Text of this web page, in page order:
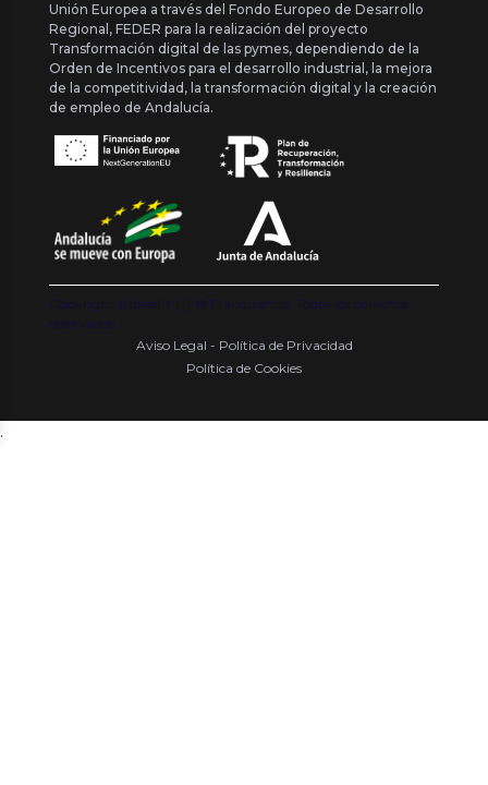
Unión Europea a través del Fondo Europeo de Desarrollo
Regional, FEDER para la realización del proyecto
Transformación digital de las pymes, dependiendo de la
Orden de Incentivos para el desarrollo industrial, la mejora
de la competitividad, la transformación digital y la creación
de empleo de Andalucía.
Copyright {{ date('Y') }} ® Franquishop. Todos los derechos
reservados
Aviso Legal - Política de Privacidad
Política de Cookies
.